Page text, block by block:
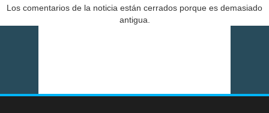
Los comentarios de la noticia están cerrados porque es demasiado
antigua.